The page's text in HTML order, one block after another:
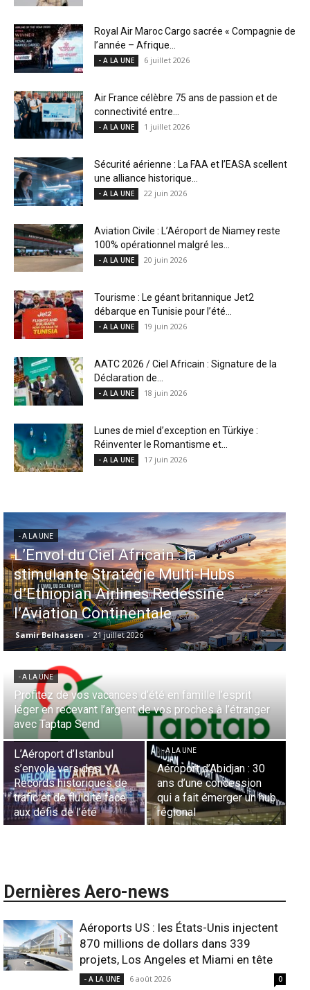
Royal Air Maroc Cargo sacrée « Compagnie de
l’année – Afrique...
- A LA UNE 6 juillet 2026
Air France célèbre 75 ans de passion et de
connectivité entre...
- A LA UNE 1 juillet 2026
Sécurité aérienne : La FAA et l’EASA scellent
une alliance historique...
- A LA UNE 22 juin 2026
Aviation Civile : L’Aéroport de Niamey reste
100% opérationnel malgré les...
- A LA UNE 20 juin 2026
Tourisme : Le géant britannique Jet2
débarque en Tunisie pour l’été...
- A LA UNE 19 juin 2026
AATC 2026 / Ciel Africain : Signature de la
Déclaration de...
- A LA UNE 18 juin 2026
Lunes de miel d’exception en Türkiye :
Réinventer le Romantisme et...
- A LA UNE 17 juin 2026
- A LA UNE
Aéroports US : les États-Unis
injectent 870 millions de dollars
dans 339 projets, Los Angeles et
Miami en tête
Samir Belhassen - 6 août 2026
- A LA UNE
Aérien & Stratégie : Comment Royal Air Maroc fait de
la diaspora européenne le moteur de son hub de
Casablanca
- A LA UNE
Sécurité des frontières
aériennes en Afrique :
L’appel urgent à
l’harmonisation globale
- A LA UNE
Nominations : Sadri
Essid à la tête de la
Représentation d’Air
France en Tunisie et
Lionel Rault aux
commandes de la région
ANSCO
Dernières Aero-news
Aéroports US : les États-Unis injectent
870 millions de dollars dans 339
projets, Los Angeles et Miami en tête
- A LA UNE 6 août 2026 0